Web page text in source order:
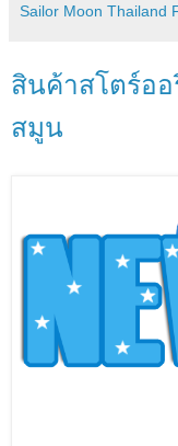
Sailor Moon Thailand
สินค้าสโตร์อ
สมูน